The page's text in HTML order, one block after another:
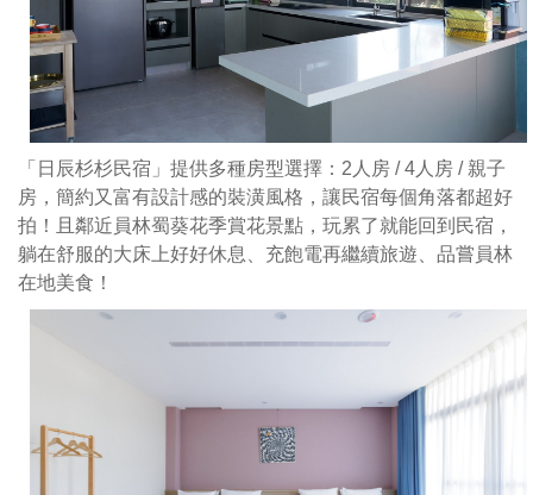
「日辰杉杉民宿」提供多種房型選擇：2人房 / 4人房 / 親子
房，簡約又富有設計感的裝潢風格，讓民宿每個角落都超好
拍！且鄰近員林蜀葵花季賞花景點，玩累了就能回到民宿，
躺在舒服的大床上好好休息、充飽電再繼續旅遊、品嘗員林
在地美食！